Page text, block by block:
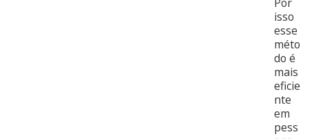
isso
esse
méto
do é
mais
eficie
nte
em
pess